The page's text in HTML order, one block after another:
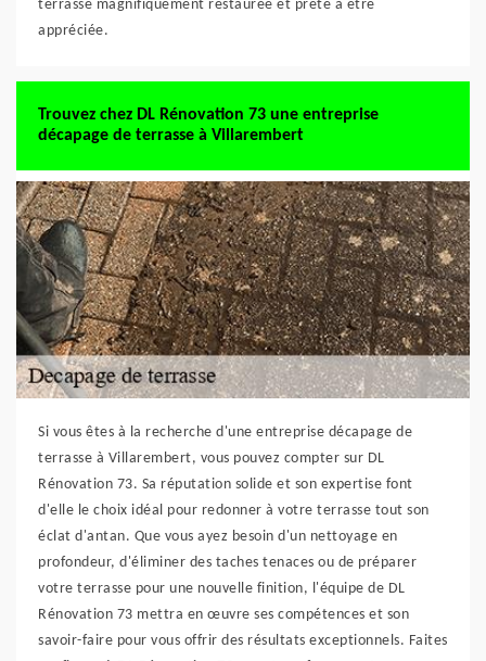
terrasse magnifiquement restaurée et prête à être
appréciée.
Trouvez chez DL Rénovation 73 une entreprise
décapage de terrasse à Villarembert
Si vous êtes à la recherche d'une entreprise décapage de
terrasse à Villarembert, vous pouvez compter sur DL
Rénovation 73. Sa réputation solide et son expertise font
d'elle le choix idéal pour redonner à votre terrasse tout son
éclat d'antan. Que vous ayez besoin d'un nettoyage en
profondeur, d'éliminer des taches tenaces ou de préparer
votre terrasse pour une nouvelle finition, l'équipe de DL
Rénovation 73 mettra en œuvre ses compétences et son
savoir-faire pour vous offrir des résultats exceptionnels. Faites